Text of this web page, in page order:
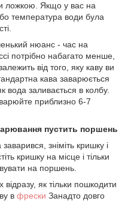
ложкою. Якщо у вас на
температура води була
нюанс - час на
потрібно набагато менше,
від того, яку каву ви
кава заварюється
вода заливається в колбу.
приблизно 6-7
пустить поршень
зніміть кришку і
кришку на місце і тільки
на поршень.
як тільки пошкодити
в фрески Занадто довго